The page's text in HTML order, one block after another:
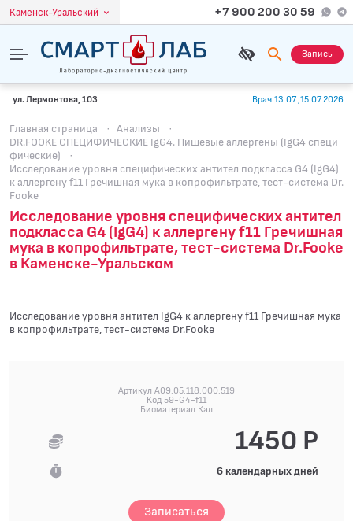
Каменск-Уральский +7 900 200 30 59
Запись
ул. Лермонтова, 103 Врач 13.07.,15.07.2026
Главная страница · Анализы
·
DR.FOOKE СПЕЦИФИЧЕСКИЕ IgG4. Пищевые аллергены (IgG4 специ
фические)
·
Исследование уровня специфических антител подкласса G4 (IgG4)
к аллергену f11 Гречишная мука в копрофильтрате, тест-система Dr.
Fooke
Исследование уровня специфических антител
подкласса G4 (IgG4) к аллергену f11 Гречишная
мука в копрофильтрате, тест-система Dr.Fooke
в Каменске-Уральском
Исследование уровня антител IgG4 к аллергену f11 Гречишная мука
в копрофильтрате, тест-система Dr.Fooke
Артикул A09.05.118.000.519
Код 59-G4-f11
Биоматериал Кал
1450 Р
6 календарных дней
Записаться